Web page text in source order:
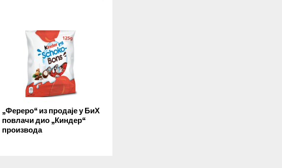
„Фереро“ из продаје у БиХ
повлачи дио „Киндер“
производа